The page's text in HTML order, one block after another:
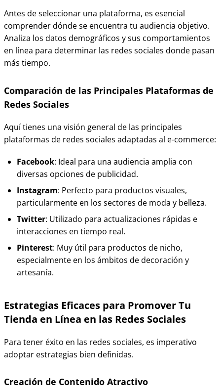
Antes de seleccionar una plataforma, es esencial
comprender dónde se encuentra tu audiencia objetivo.
Analiza los datos demográficos y sus comportamientos
en línea para determinar las redes sociales donde pasan
más tiempo.
Comparación de las Principales Plataformas de
Redes Sociales
Aquí tienes una visión general de las principales
plataformas de redes sociales adaptadas al e-commerce:
Facebook: Ideal para una audiencia amplia con
diversas opciones de publicidad.
Instagram: Perfecto para productos visuales,
particularmente en los sectores de moda y belleza.
Twitter: Utilizado para actualizaciones rápidas e
interacciones en tiempo real.
Pinterest: Muy útil para productos de nicho,
especialmente en los ámbitos de decoración y
artesanía.
Estrategias Eficaces para Promover Tu
Tienda en Línea en las Redes Sociales
Para tener éxito en las redes sociales, es imperativo
adoptar estrategias bien definidas.
Creación de Contenido Atractivo